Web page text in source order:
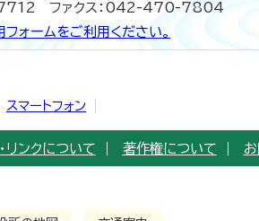
ファクス：042-470-7804
ォームをご利用ください。
スマートフォン
リンクについて 著作権について